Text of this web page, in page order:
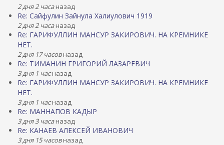
2 дня 2 часаназад
Re: Сайфулин Зайнула Халиулович 1919
2 дня 2 часаназад
Re: ГАРИФУЛЛИН МАНСУР ЗАКИРОВИЧ. НА КРЕМНИКЕ
НЕТ.
2 дня 17 часовназад
Re: ТИМАНИН ГРИГОРИЙ ЛАЗАРЕВИЧ
3 дня 1 часназад
Re: ГАРИФУЛЛИН МАНСУР ЗАКИРОВИЧ. НА КРЕМНИКЕ
НЕТ.
3 дня 1 часназад
Re: МАННАПОВ КАДЫР
3 дня 3 часаназад
Re: КАНАЕВ АЛЕКСЕЙ ИВАНОВИЧ
3 дня 15 часовназад